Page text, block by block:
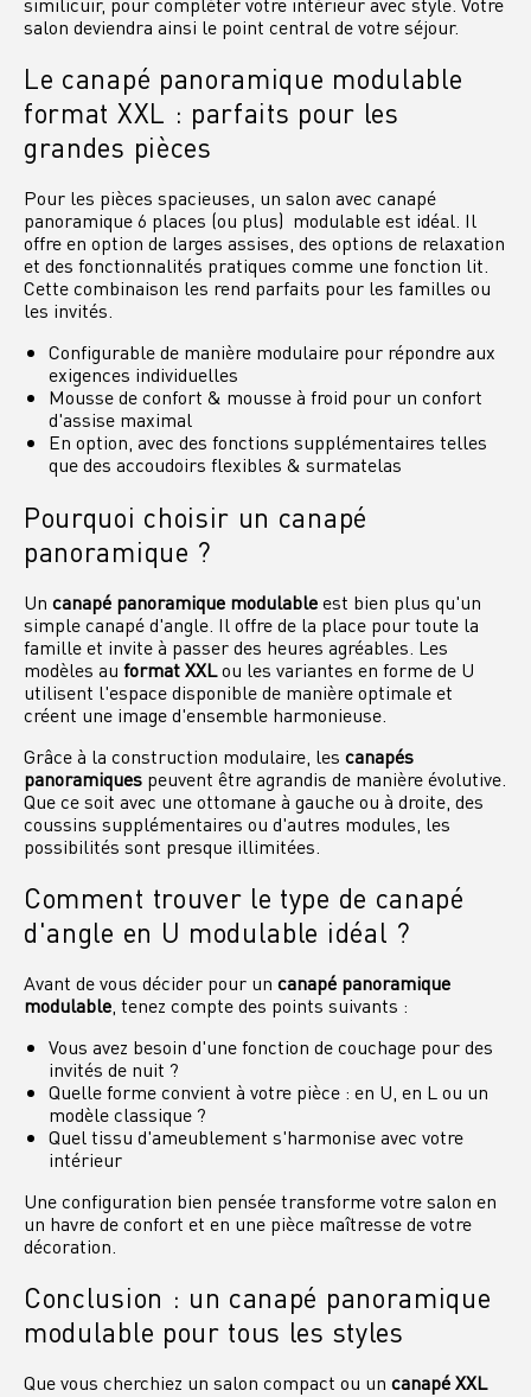
salon deviendra ainsi le point central de votre séjour.
Le canapé panoramique modulable
format XXL : parfaits pour les
grandes pièces
Pour les pièces spacieuses, un salon avec canapé
panoramique 6 places (ou plus) modulable est idéal. Il
offre en option de larges assises, des options de relaxation
et des fonctionnalités pratiques comme une fonction lit.
Cette combinaison les rend parfaits pour les familles ou
les invités.
Configurable de manière modulaire pour répondre aux
exigences individuelles
Mousse de confort & mousse à froid pour un confort
d'assise maximal
En option, avec des fonctions supplémentaires telles
que des accoudoirs flexibles & surmatelas
Pourquoi choisir un canapé
panoramique ?
Un canapé panoramique modulableest bien plus qu'un
simple canapé d'angle. Il offre de la place pour toute la
famille et invite à passer des heures agréables. Les
modèles au format XXLou les variantes en forme de U
utilisent l'espace disponible de manière optimale et
créent une image d'ensemble harmonieuse.
Grâce à la construction modulaire, les canapés
panoramiques peuvent être agrandis de manière évolutive.
Que ce soit avec une ottomane à gauche ou à droite, des
coussins supplémentaires ou d'autres modules, les
possibilités sont presque illimitées.
Comment trouver le type de canapé
d'angle en U modulable idéal ?
Avant de vous décider pour un canapé panoramique
modulable , tenez compte des points suivants :
Vous avez besoin d'une fonction de couchage pour des
invités de nuit ?
Quelle forme convient à votre pièce : en U, en L ou un
modèle classique ?
Quel tissu d'ameublement s'harmonise avec votre
intérieur
Une configuration bien pensée transforme votre salon en
un havre de confort et en une pièce maîtresse de votre
décoration.
Conclusion : un canapé panoramique
modulable pour tous les styles
Que vous cherchiez un salon compact ou un canapé XXL